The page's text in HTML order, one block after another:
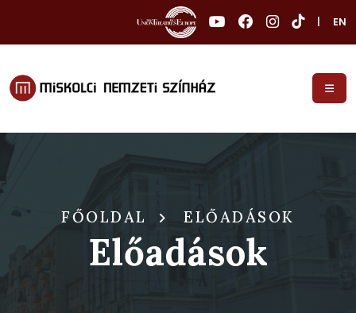
EN
FŐOLDAL ELŐADÁSOK
Előadások